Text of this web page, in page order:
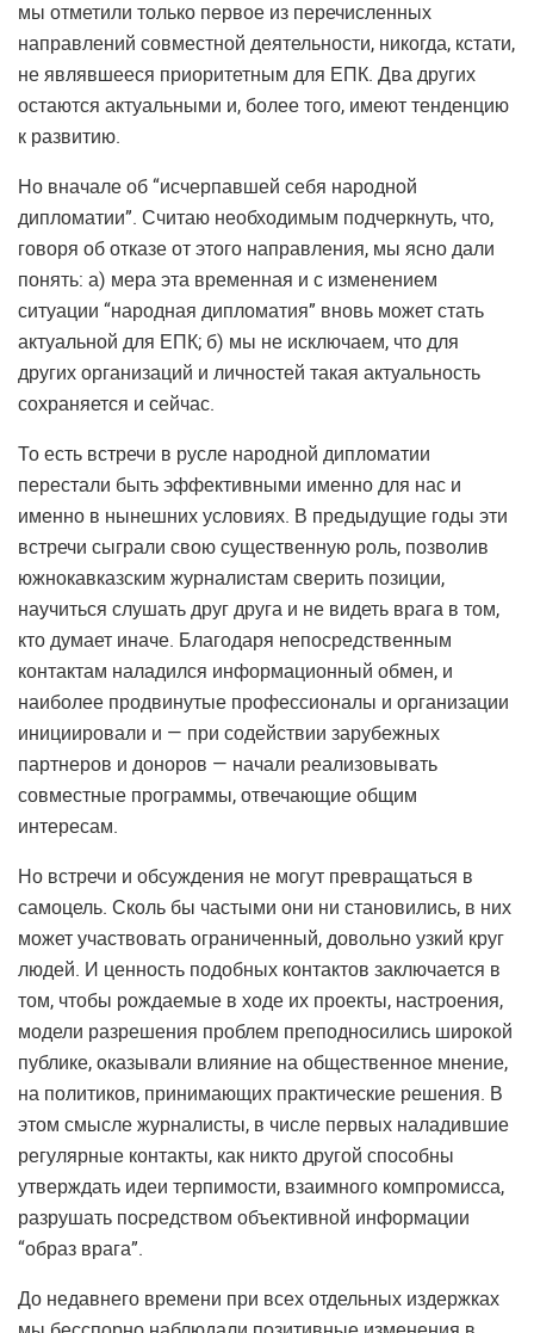
мы отметили только первое из перечисленных
направлений совместной деятельности, никогда, кстати,
не являвшееся приоритетным для ЕПК. Два других
остаются актуальными и, более того, имеют тенденцию
к развитию.
Но вначале об “исчерпавшей себя народной
дипломатии”. Считаю необходимым подчеркнуть, что,
говоря об отказе от этого направления, мы ясно дали
понять: а) мера эта временная и с изменением
ситуации “народная дипломатия” вновь может стать
актуальной для ЕПК; б) мы не исключаем, что для
других организаций и личностей такая актуальность
сохраняется и сейчас.
То есть встречи в русле народной дипломатии
перестали быть эффективными именно для нас и
именно в нынешних условиях. В предыдущие годы эти
встречи сыграли свою существенную роль, позволив
южнокавказским журналистам сверить позиции,
научиться слушать друг друга и не видеть врага в том,
кто думает иначе. Благодаря непосредственным
контактам наладился информационный обмен, и
наиболее продвинутые профессионалы и организации
инициировали и — при содействии зарубежных
партнеров и доноров — начали реализовывать
совместные программы, отвечающие общим
интересам.
Но встречи и обсуждения не могут превращаться в
самоцель. Сколь бы частыми они ни становились, в них
может участвовать ограниченный, довольно узкий круг
людей. И ценность подобных контактов заключается в
том, чтобы рождаемые в ходе их проекты, настроения,
модели разрешения проблем преподносились широкой
публике, оказывали влияние на общественное мнение,
на политиков, принимающих практические решения. В
этом смысле журналисты, в числе первых наладившие
регулярные контакты, как никто другой способны
утверждать идеи терпимости, взаимного компромисса,
разрушать посредством объективной информации
“образ врага”.
До недавнего времени при всех отдельных издержках